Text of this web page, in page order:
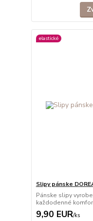
elastické
Slipy pánske
Pánske slipy
každodenné
9,90 EUR/ks